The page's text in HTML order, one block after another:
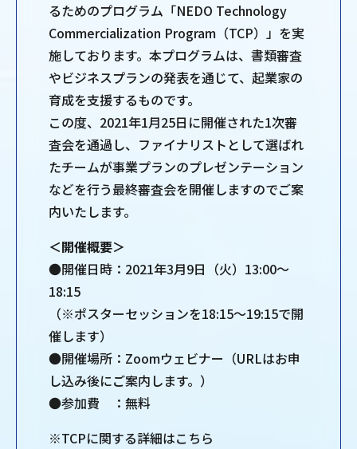
るためのプログラム「NEDO Technology
Commercialization Program（TCP）」を実
施しております。本プログラムは、書類審査
やビジネスプランの発表を通じて、起業家の
育成を支援するものです。
この度、2021年1月25日に開催された1次審
査会を通過し、ファイナリストとして選ばれ
たチームが事業プランのプレゼンテーション
などを行う最終審査会を開催しますのでご案
内いたします。
＜開催概要＞
●開催日時：2021年3月9日（火）13:00～
18:15
（※ポスターセッションを18:15～19:15で開
催します）
●開催場所：Zoomウェビナー（URLはお申
し込み後にご案内します。）
●参加費 ：無料
※TCPに関する詳細はこちら